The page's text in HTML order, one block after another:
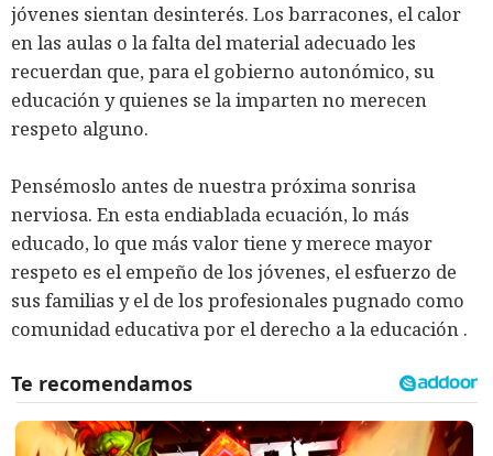
jóvenes sientan desinterés. Los barracones, el calor
en las aulas o la falta del material adecuado les
recuerdan que, para el gobierno autonómico, su
educación y quienes se la imparten no merecen
respeto alguno.
Pensémoslo antes de nuestra próxima sonrisa
nerviosa. En esta endiablada ecuación, lo más
educado, lo que más valor tiene y merece mayor
respeto es el empeño de los jóvenes, el esfuerzo de
sus familias y el de los profesionales pugnado como
comunidad educativa por el derecho a la educación .